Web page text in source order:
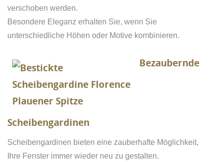
verschoben werden.
Besondere Eleganz erhalten Sie, wenn Sie
unterschiedliche Höhen oder Motive kombinieren.
Bezaubernde
Scheibengardinen
Scheibengardinen bieten eine zauberhafte Möglichkeit,
Ihre Fenster immer wieder neu zu gestalten.